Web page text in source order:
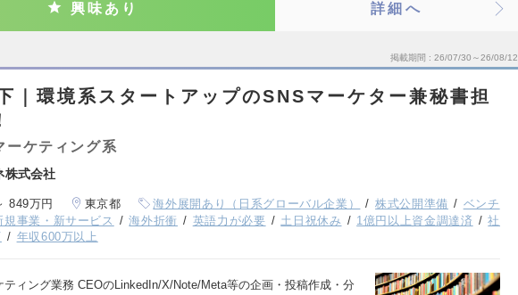
興味あり 詳細へ
掲載期間 26/07/30～26/08/12
｜環境系スタートアップのSNSマーケター兼秘書担
ーケティング系
株式会社
849万円 東京都 海外展開あり（日系グローバル企業） 株式公開準備
ベンチ
規事業・新サービス 海外折衝 英語力が必要 土日祝休み 1億円以上資金調達済
社
年収600万以上
ティング業務 CEOのLinkedIn/X/Note/Meta等の企画・投稿作成・分